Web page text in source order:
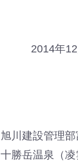
2014年
旭川建設管理
十勝岳温泉（